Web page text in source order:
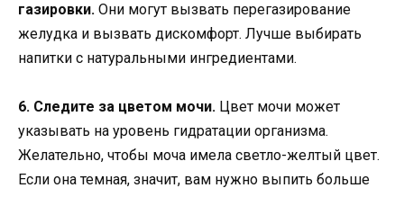
газировки. Они могут вызвать перегазирование
желудка и вызвать дискомфорт. Лучше выбирать
напитки с натуральными ингредиентами.
6. Следите за цветом мочи. Цвет мочи может
указывать на уровень гидратации организма.
Желательно, чтобы моча имела светло-желтый цвет.
Если она темная, значит, вам нужно выпить больше